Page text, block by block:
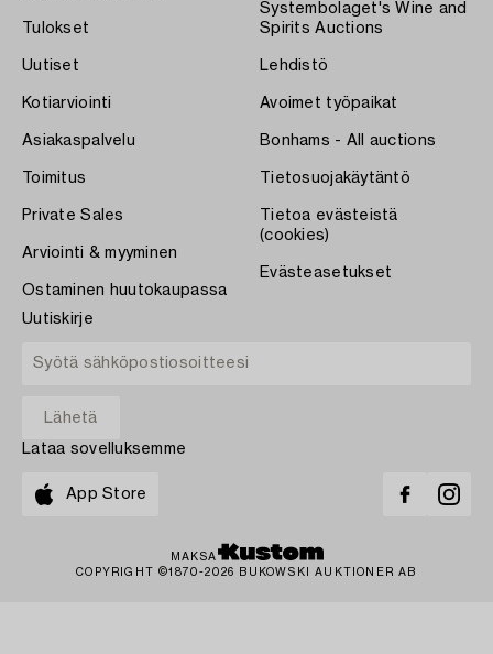
Tulokset
Uutiset
Kotiarviointi
Asiakaspalvelu
Toimitus
Private Sales
Arviointi & myyminen
Ostaminen huutokaupassa
Systembolaget's Wine and
Spirits Auctions
Lehdistö
Avoimet työpaikat
Bonhams - All auctions
Tietosuojakäytäntö
Tietoa evästeistä
(cookies)
Evästeasetukset
Uutiskirje
Lataa sovelluksemme
App Store
MAKSA
COPYRIGHT ©1870-2026 BUKOWSKI AUKTIONER AB